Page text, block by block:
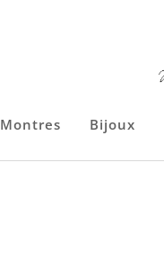
Montres Bijoux